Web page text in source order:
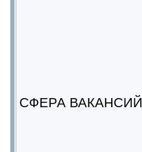
СФЕРА ВАКАНСИЙ